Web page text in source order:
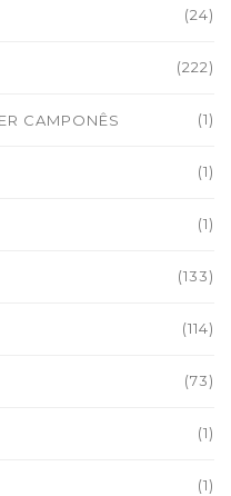
(24)
(222)
CAMPONÊS (1)
(1)
(1)
(133)
(114)
(73)
(1)
(1)